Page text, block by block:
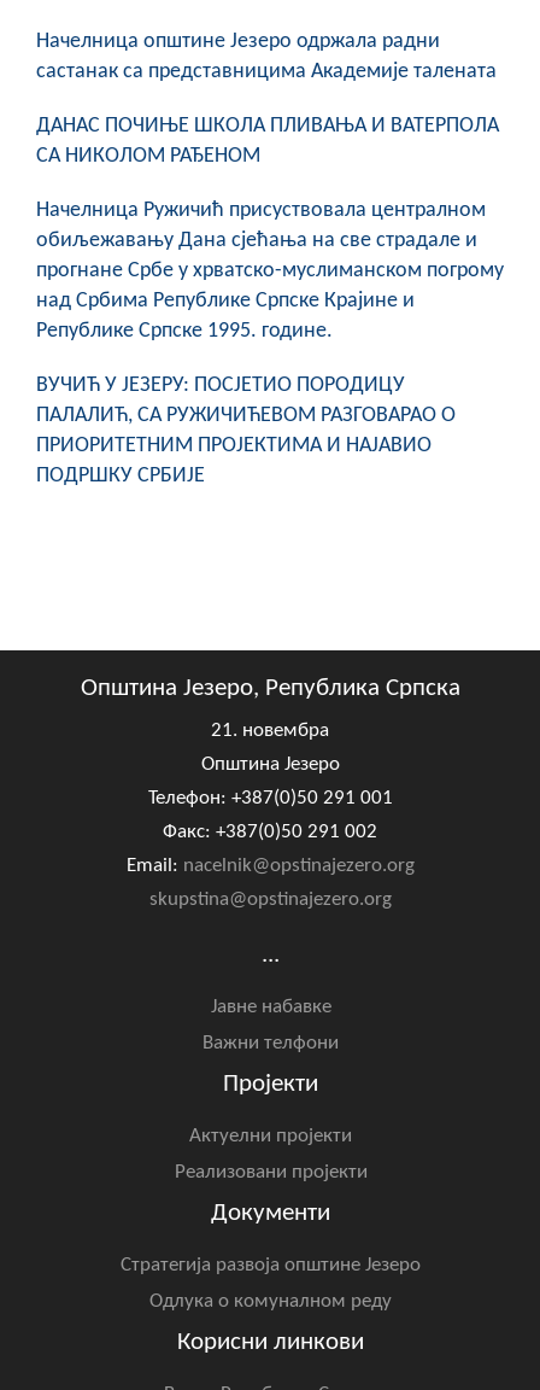
Вијести
Активности
Јавни позиви
Обавјештења
Заштита од пожара
COVID 19
Геоистраживања
ФИНАНСИЈЕ
Спорт
ЦИВИЛНА ЗАШТИТА
КОНТАКТ
Начелница општине Језеро одржала радни
састанак са представницима Академије талената
ДАНАС ПОЧИЊЕ ШКОЛА ПЛИВАЊА И ВАТЕРПОЛА
СА НИКОЛОМ РАЂЕНОМ
Начелница Ружичић присуствовала централном
обиљежавању Дана сјећања на све страдале и
прогнане Србе у хрватско-муслиманском погрому
над Србима Републике Српске Крајине и
Републике Српске 1995. године.
ВУЧИЋ У ЈЕЗЕРУ: ПОСЈЕТИО ПОРОДИЦУ
ПАЛАЛИЋ, СА РУЖИЧИЋЕВОМ РАЗГОВАРАО О
ПРИОРИТЕТНИМ ПРОЈЕКТИМА И НАЈАВИО
ПОДРШКУ СРБИЈЕ
Општина Језеро, Република Српска
21. новембра
Општина Језеро
Телефон: +387(0)50 291 001
Факс: +387(0)50 291 002
Email: nacelnik@opstinajezero.org
skupstina@opstinajezero.org
...
Јавне набавке
Важни телфони
Пројекти
Актуелни пројекти
Реализовани пројекти
Документи
Стратегија развоја општине Језеро
Одлука о комуналном реду
Корисни линкови